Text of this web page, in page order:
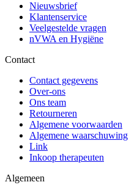
Nieuwsbrief
Klantenservice
Veelgestelde vragen
nVWA en Hygiëne
Contact
Contact gegevens
Over-ons
Ons team
Retourneren
Algemene voorwaarden
Algemene waarschuwing
Link
Inkoop therapeuten
Algemeen